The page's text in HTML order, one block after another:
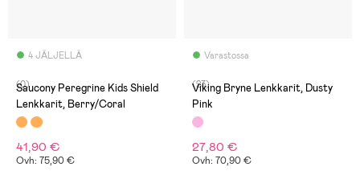
4 JÄLJELLÄ
(0)
Saucony Peregrine Kids Shield
Lenkkarit, Berry/Coral
41,90 €
Ovh: 75,90 €
Varastossa
(23)
Viking Bryne Lenkkarit, Dusty
Pink
27,80 €
Ovh: 70,90 €